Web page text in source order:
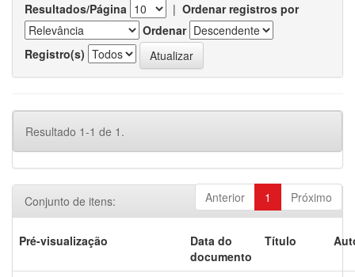
Resultados/Página | Ordenar registros por
Ordenar
Registro(s)
Resultado 1-1 de 1.
Anterior 1 Próximo
Conjunto de itens:
Pré-visualização
Data do
documento
Título